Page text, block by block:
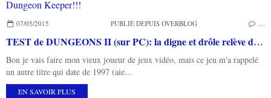
07/05/2015 PUBLIÉ DEPUIS OVERBLOG …
TEST de DUNGEONS II (sur PC): la digne et drôle relève de Dungeon Keeper!!!
Bon je vais faire mon vieux joueur de jeux vidéo, mais ce jeu m'a rappelé
un autre titre qui date de 1997 (aie...
EN SAVOIR PLUS